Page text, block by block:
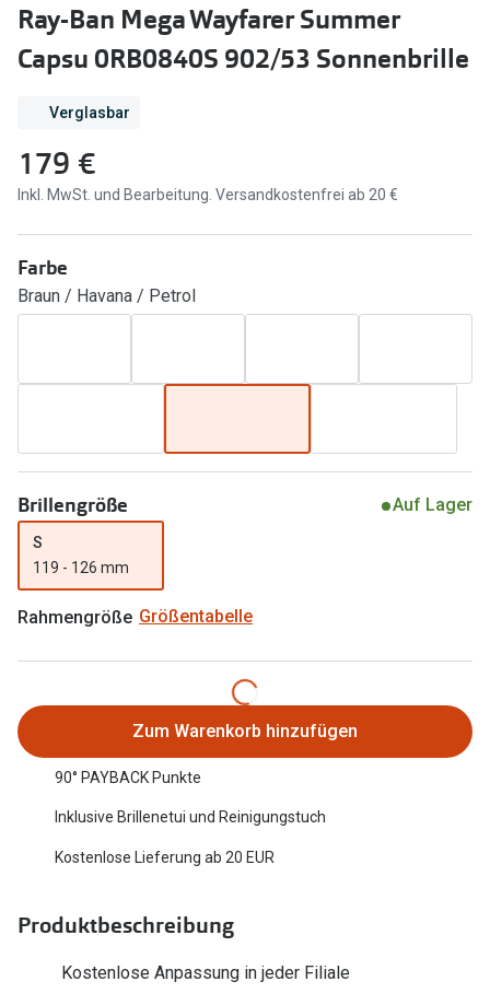
DbyD
Prada
Seen
Miu Miu
alle Marken
Ratgeber
Gleitsicht Ratgeber
Alle Brillen Ratgeber
Brillen 2 für 1
20% auf selbsttönende Gläser
Back to School: 50% auf die zweite Kinderbrille
Trends
Nuance Audio Brille
Ray-Ban Meta
Oakley Meta
Brillentrends 2026
Glasveredelungen
Brillenglas Typen
Prada
Ray-Ban
Randlose
Ray-Ban Mega Wayfarer Summer
Capsu 0RB0840S 902/53 Sonnenbrille
Verglasbar
179 €
Inkl. MwSt. und Bearbeitung. Versandkostenfrei ab 20 €
Farbe
Braun / Havana / Petrol
Brillengröße Auf Lager
S
119 - 126 mm
Rahmengröße Größentabelle
Zum Warenkorb hinzufügen
90° PAYBACK Punkte
Inklusive Brillenetui und Reinigungstuch
Kostenlose Lieferung ab 20 EUR
Produktbeschreibung
Kostenlose Anpassung in jeder Filiale